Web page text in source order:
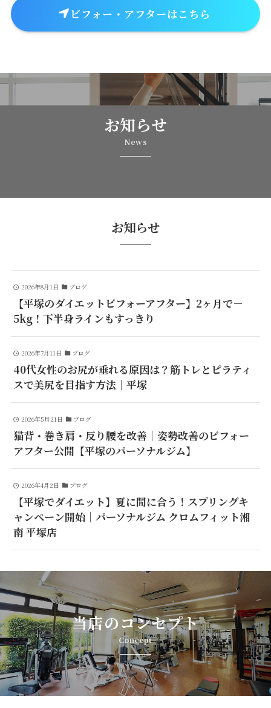
ビフォー・アフターはこちら
お知らせ
News
お知らせ
2026年8月1日 ブログ
【平塚のダイエットビフォーアフター】2ヶ月で－
5kg！下半身ラインもすっきり
2026年7月11日 ブログ
40代女性のお尻が垂れる原因は？筋トレとピラティ
スで美尻を目指す方法｜平塚
2026年5月21日 ブログ
猫背・巻き肩・反り腰を改善｜姿勢改善のビフォー
アフター公開【平塚のパーソナルジム】
2026年4月2日 ブログ
【平塚でダイエット】夏に間に合う！スプリングキ
ャンペーン開始｜パーソナルジム クロムフィット湘
南 平塚店
当店のコンセプト
Concept